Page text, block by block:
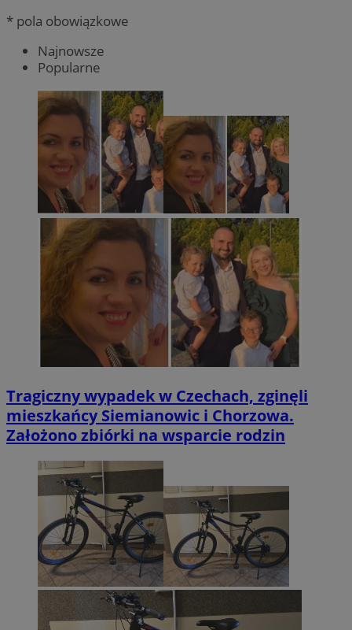
* pola obowiązkowe
Najnowsze
Popularne
Tragiczny wypadek w Czechach, zginęli
mieszkańcy Siemianowic i Chorzowa.
Założono zbiórki na wsparcie rodzin